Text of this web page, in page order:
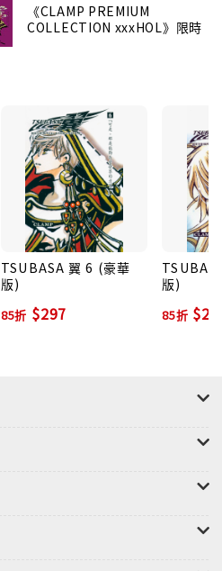
《CLAMP PREMIUM
COLLECTION xxxHOL》限時
TSUBASA 翼 6 (豪華
版)
85折 $297
版)
85折